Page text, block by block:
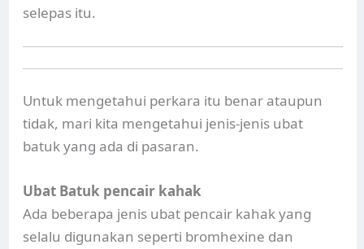
selepas itu.
Untuk mengetahui perkara itu benar ataupun
tidak, mari kita mengetahui jenis-jenis ubat
batuk yang ada di pasaran.
Ubat Batuk pencair kahak
Ada beberapa jenis ubat pencair kahak yang
selalu digunakan seperti bromhexine dan